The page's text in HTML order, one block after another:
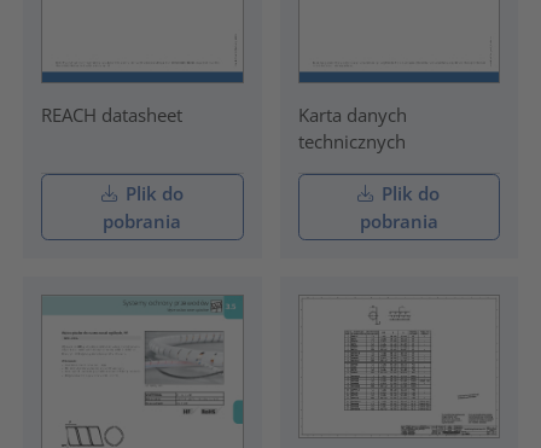
REACH datasheet
Plik do
pobrania
Karta danych
technicznych
Plik do
pobrania